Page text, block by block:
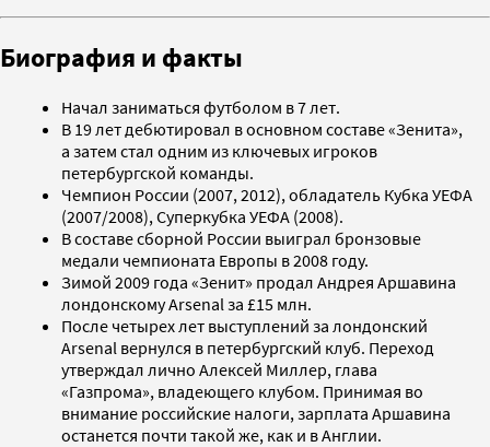
Биография и факты
Начал заниматься футболом в 7 лет.
В 19 лет дебютировал в основном составе «Зенита»,
а затем стал одним из ключевых игроков
петербургской команды.
Чемпион России (2007, 2012), обладатель Кубка УЕФА
(2007/2008), Суперкубка УЕФА (2008).
В составе сборной России выиграл бронзовые
медали чемпионата Европы в 2008 году.
Зимой 2009 года «Зенит» продал Андрея Аршавина
лондонскому Arsenal за £15 млн.
После четырех лет выступлений за лондонский
Arsenal вернулся в петербургский клуб. Переход
утверждал лично Алексей Миллер, глава
«Газпрома», владеющего клубом. Принимая во
внимание российские налоги, зарплата Аршавина
останется почти такой же, как и в Англии.